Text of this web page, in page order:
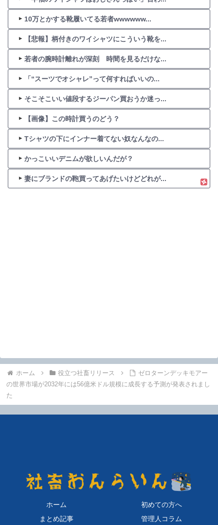
10万とかする靴履いてる若者wwwwww...
【悲報】柄付きのワイシャツにこういう靴を...
若者の腕時計離れが深刻 時間を見るだけな...
「“スーツでオシャレ”って何すればいいの...
そこそこいい値段するジーパン買おうか迷っ...
【画像】この時計買うのどう？
Tシャツの下にインナー着てない奴なんなの...
かっこいいデニムが欲しいんだが？
妻にブランドの鞄買ってあげたいけどどれが...
ホーム 役立つ社畜リリース
ゼロターンデッキモアー
の世界市場が2032年には56億米ドル規模に成長する予測が発表されまし
た
ホーム
初めての方へ
まとめ記事
管理人コラム